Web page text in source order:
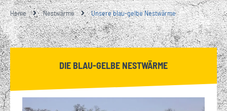
Home Nestwärme Unsere blau-gelbe Nestwärme
DIE BLAU-GELBE NESTWÄRME